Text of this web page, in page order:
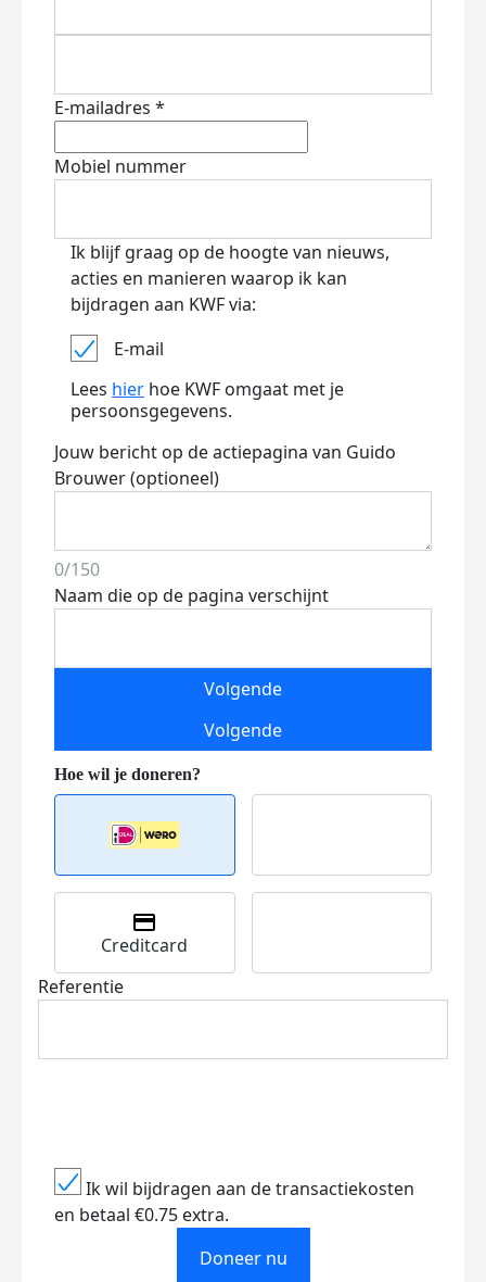
E-mailadres *
Mobiel nummer
Ik blijf graag op de hoogte van nieuws,
acties en manieren waarop ik kan
bijdragen aan KWF via:
E-mail
Lees hier hoe KWF omgaat met je
persoonsgegevens.
Jouw bericht op de actiepagina van Guido
Brouwer (optioneel)
0/150
Naam die op de pagina verschijnt
Volgende
Volgende
Creditcard
Referentie
Ik wil bijdragen aan de transactiekosten
en betaal €0.75 extra.
Doneer nu